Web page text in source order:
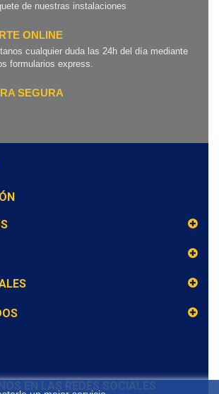
de nuestras instalaciones
ONLINE
cualquier duda las 24h del día mediante
formularios express.
SEGURA
EN LAS REDES SOCIALES